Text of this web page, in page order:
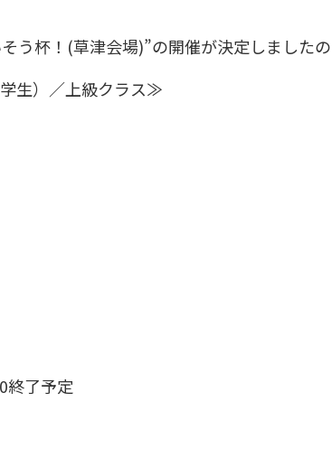
杯！(草津会場)”の開催が決定しましたの
生）／上級クラス≫
了予定